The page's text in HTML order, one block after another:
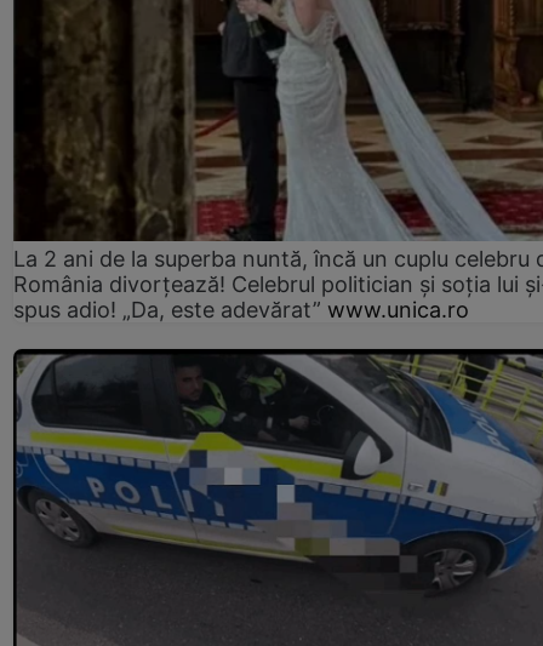
La 2 ani de la superba nuntă, încă un cuplu celebru
România divorțează! Celebrul politician și soția lui
spus adio! „Da, este adevărat” www.unica.ro